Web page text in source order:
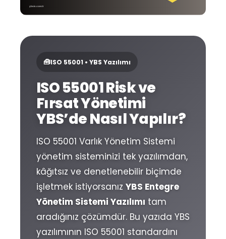
🧰ISO 55001 • YBS Yazılımı
ISO 55001 Risk ve
Fırsat Yönetimi
YBS’de Nasıl Yapılır?
ISO 55001 Varlık Yönetim Sistemi
yönetim sisteminizi tek yazılımdan,
kâğıtsız ve denetlenebilir biçimde
işletmek istiyorsanız YBS Entegre
Yönetim Sistemi Yazılımı tam
aradığınız çözümdür. Bu yazıda YBS
yazılımının ISO 55001 standardını